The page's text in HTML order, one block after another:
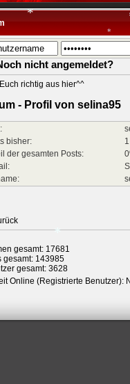
nicht angemeldet?
richtig aus hier^^
- Profil von selina95
bisher:
1
der gesamten Posts:
gesamt: 17681
gesamt: 143985
gesamt: 3628
Online (Registrierte Benutzer):
*
*
*
*
*
*